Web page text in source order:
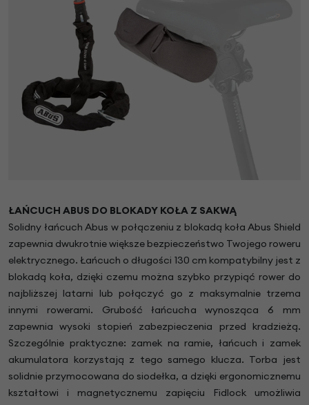
ŁAŃCUCH ABUS DO BLOKADY KOŁA Z SAKWĄ
Solidny łańcuch Abus w połączeniu z blokadą koła Abus Shield
zapewnia dwukrotnie większe bezpieczeństwo Twojego roweru
elektrycznego. Łańcuch o długości 130 cm kompatybilny jest z
blokadą koła, dzięki czemu można szybko przypiąć rower do
najbliższej latarni lub połączyć go z maksymalnie trzema
innymi rowerami. Grubość łańcucha wynosząca 6 mm
zapewnia wysoki stopień zabezpieczenia przed kradzieżą.
Szczególnie praktyczne: zamek na ramie, łańcuch i zamek
akumulatora korzystają z tego samego klucza. Torba jest
solidnie przymocowana do siodełka, a dzięki ergonomicznemu
kształtowi i magnetycznemu zapięciu Fidlock umożliwia